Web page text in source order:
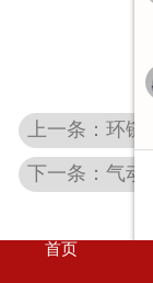
上一条：环
首页